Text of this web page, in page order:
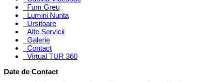
Fum Greu
Lumini Nunta
Ursitoare
Alte Servicii
Galerie
Contact
Virtual TUR 360
Date de Contact